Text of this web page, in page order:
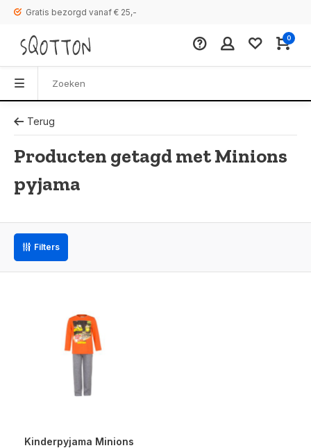
Gratis bezorgd vanaf € 25,-
0
Terug
Producten getagd met Minions
pyjama
Filters
Kinderpyjama Minions